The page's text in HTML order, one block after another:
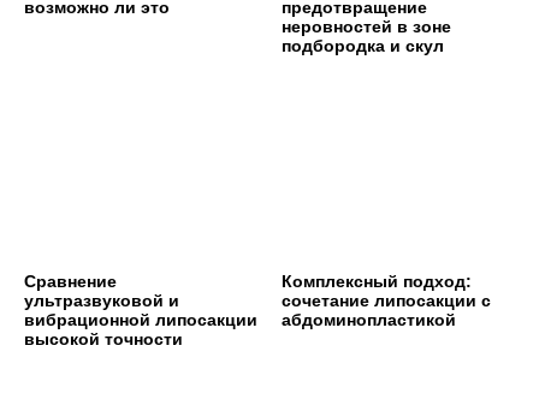
возможно ли это
предотвращение
неровностей в зоне
подбородка и скул
Сравнение
ультразвуковой и
вибрационной липосакции
высокой точности
Комплексный подход:
сочетание липосакции с
абдоминопластикой